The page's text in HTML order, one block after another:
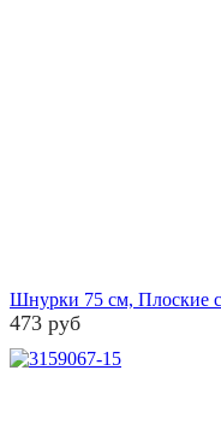
Шнурки 75 см, Плоские
473 руб